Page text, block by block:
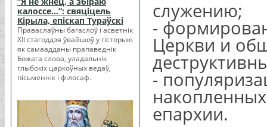
калоссе…”: свяціцель
Кірыла, епіскап Тураўскі
Праваслаўны багаслоў і асветнік
XII стагоддзя ўвайшоў у гісторыю
як самаадданы прапаведнік
Божага слова, уладальнік
глыбокіх царкоўных ведаў,
пісьменнік і філосаф.
служению;
-
Церкви и
-
епархии.